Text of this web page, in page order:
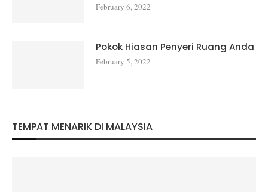
February 6, 2022
Pokok Hiasan Penyeri Ruang Anda
February 5, 2022
TEMPAT MENARIK DI MALAYSIA